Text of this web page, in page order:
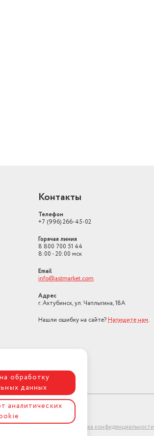
Контакты
Телефон
+7 (996) 266-45-02
Горячая линия
8 800 700 51 44
8:00 - 20:00 мск
Email
info@astmarket.com
Адрес
г. Ахтубинск, ул. Чаплыгина, 18А
Нашли ошибку на сайте? Напишите нам.
Политика конфиденциальности
обработку
данных
аналитических